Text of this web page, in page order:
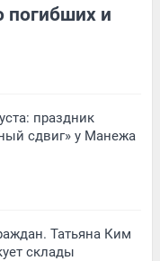
погибших и
праздник
сдвиг» у Манежа
Татьяна Ким
склады